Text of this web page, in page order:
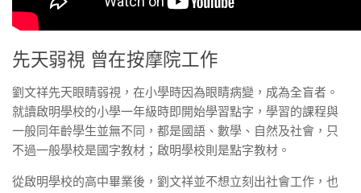
先天弱視 曾在按摩院工作
劉文祥先天眼睛弱視，在小學時因為眼睛病變，成為全盲者。
就讀啟明學校的小學一年級時即開始學習點字，學習的課程與
一般同年齡學生並無不同，都是國語、數學、自然及社會，只
不過一般學校是國字教材；啟明學校則是點字教材。
從啟明學校的高中畢業後，劉文祥並不想立刻出社會工作，也